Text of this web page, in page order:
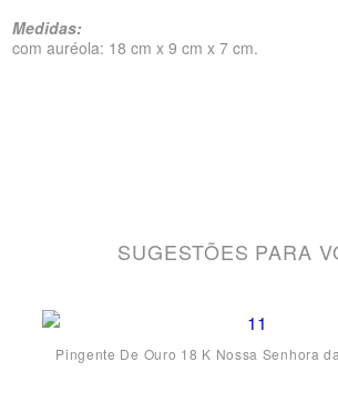
Medidas:
com auréola: 18 cm x 9 cm x 7 cm.
SUGESTÕES PARA
Pingente De Ouro 18 K Nossa Senhora